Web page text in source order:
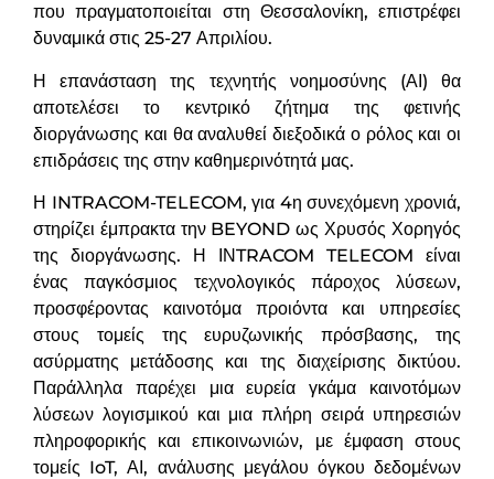
που πραγματοποιείται στη Θεσσαλονίκη, επιστρέφει
δυναμικά στις 25-27 Απριλίου.
Η επανάσταση της τεχνητής νοημοσύνης (ΑΙ) θα
αποτελέσει το κεντρικό ζήτημα της φετινής
διοργάνωσης και θα αναλυθεί διεξοδικά ο ρόλος και οι
επιδράσεις της στην καθημερινότητά μας.
Η INTRACOM-TELECOM, για 4η συνεχόμενη χρονιά,
στηρίζει έμπρακτα την BEYOND ως Χρυσός Χορηγός
της διοργάνωσης. Η ΙΝTRACOM TELECOM είναι
ένας παγκόσμιος τεχνολογικός πάροχος λύσεων,
προσφέροντας καινοτόμα προιόντα και υπηρεσίες
στους τομείς της ευρυζωνικής πρόσβασης, της
ασύρματης μετάδοσης και της διαχείρισης δικτύου.
Παράλληλα παρέχει μια ευρεία γκάμα καινοτόμων
λύσεων λογισμικού και μια πλήρη σειρά υπηρεσιών
πληροφορικής και επικοινωνιών, με έμφαση στους
τομείς IoT, ΑΙ, ανάλυσης μεγάλου όγκου δεδομένων